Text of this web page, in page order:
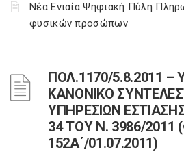
Νέα Ενιαία Ψηφιακή Πύλη
φυσικών προσώπων
ΠΟΛ.1170/5.8.2011
ΚΑΝΟΝΙΚΟ
ΥΠΗΡΕΣΙΩΝ
34 ΤΟΥ Ν. 3986/2011
152Α΄/01.07.2011)